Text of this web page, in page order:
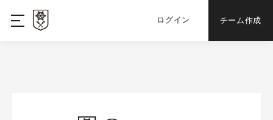
ログイン チーム作成